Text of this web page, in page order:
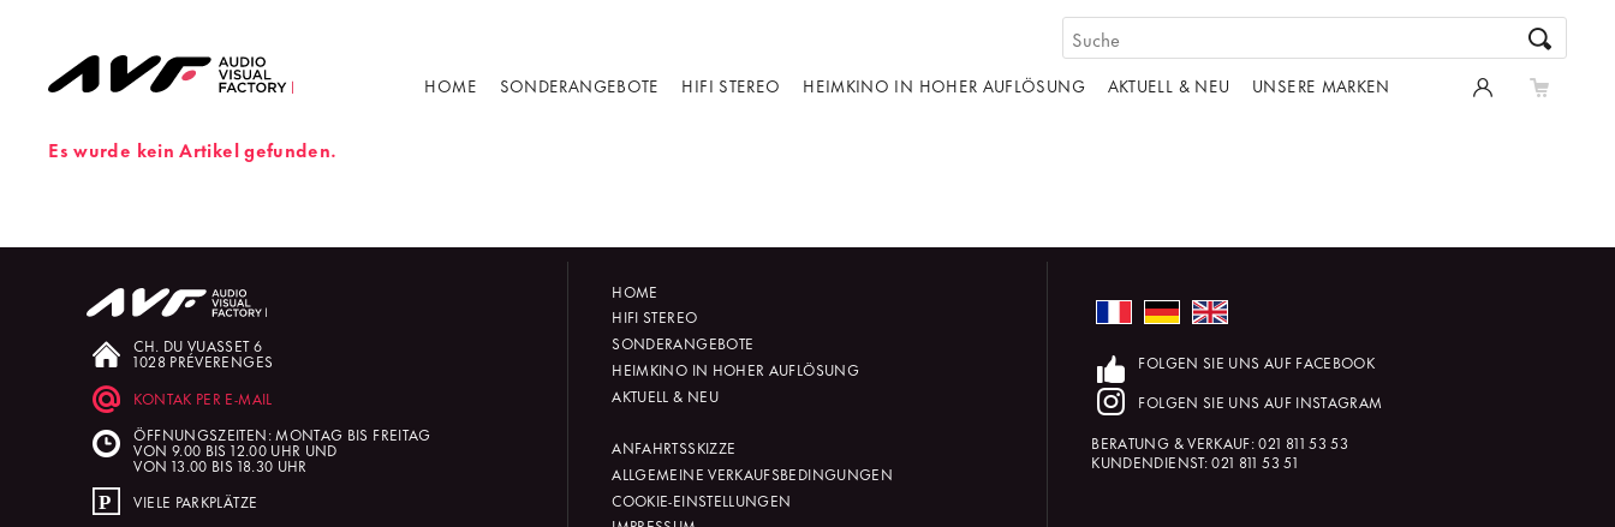
HOME SONDERANGEBOTE HIFI STEREO HEIMKINO IN HOHER AUFLÖSUNG AKTUELL & NEU UNSERE MARKEN
Es wurde kein Artikel gefunden.
CH. DU VUASSET 6
1028 PRÉVERENGES
KONTAK PER E-MAIL
ÖFFNUNGSZEITEN: MONTAG BIS FREITAG
VON 9.00 BIS 12.00 UHR UND
VON 13.00 BIS 18.30 UHR
VIELE PARKPLÄTZE
HOME
HIFI STEREO
SONDERANGEBOTE
HEIMKINO IN HOHER AUFLÖSUNG
AKTUELL & NEU
ANFAHRTSSKIZZE
ALLGEMEINE VERKAUFSBEDINGUNGEN
COOKIE-EINSTELLUNGEN
FOLGEN SIE UNS AUF FACEBOOK
FOLGEN SIE UNS AUF INSTAGRAM
BERATUNG & VERKAUF:021 811 53 53
KUNDENDIENST:021 811 53 51